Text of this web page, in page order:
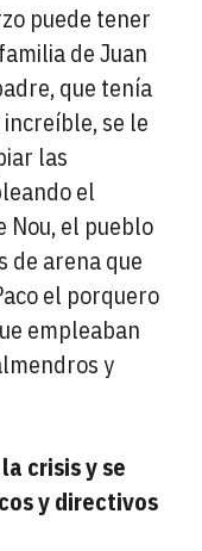
puede tener
de Juan
que tenía
se le
las
el
Nou, el pueblo
de arena que
el porquero
empleaban
y
crisis y se
y directivos